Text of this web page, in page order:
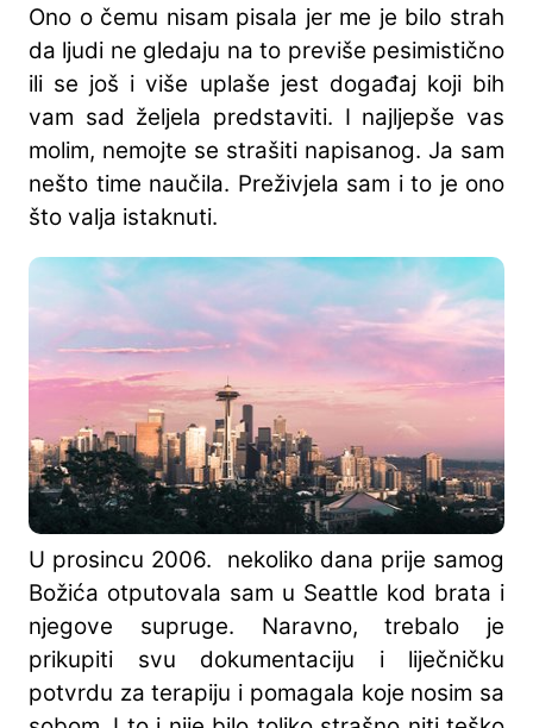
Ono o čemu nisam pisala jer me je bilo strah
da ljudi ne gledaju na to previše pesimistično
ili se još i više uplaše jest događaj koji bih
vam sad željela predstaviti. I najljepše vas
molim, nemojte se strašiti napisanog. Ja sam
nešto time naučila. Preživjela sam i to je ono
što valja istaknuti.
U prosincu 2006. nekoliko dana prije samog
Božića otputovala sam u Seattle kod brata i
njegove supruge. Naravno, trebalo je
prikupiti svu dokumentaciju i liječničku
potvrdu za terapiju i pomagala koje nosim sa